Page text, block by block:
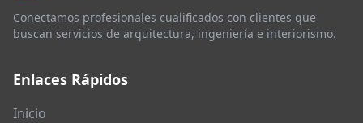
Conectamos profesionales cualificados con clientes que
buscan servicios de arquitectura, ingeniería e interiorismo.
Enlaces Rápidos
Inicio